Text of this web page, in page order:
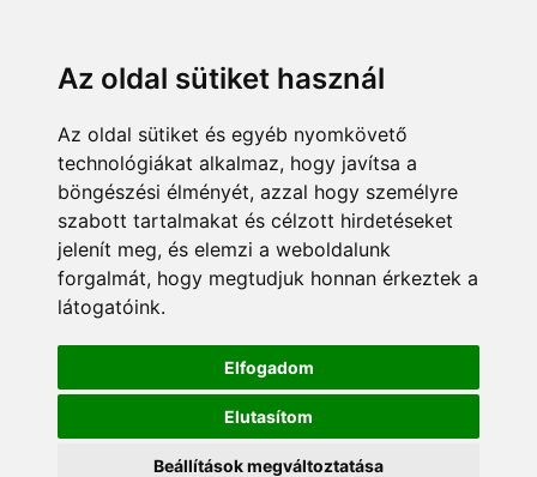
Az oldal sütiket használ
Az oldal sütiket és egyéb nyomkövető
technológiákat alkalmaz, hogy javítsa a
böngészési élményét, azzal hogy személyre
szabott tartalmakat és célzott hirdetéseket
jelenít meg, és elemzi a weboldalunk
forgalmát, hogy megtudjuk honnan érkeztek a
látogatóink.
Elfogadom
Elutasítom
Beállítások megváltoztatása